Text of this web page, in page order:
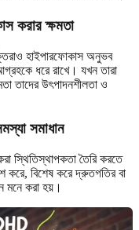
করার ক্ষমতা
হাইপারফোকাস অনুভব
ধরে রাখে। যখন তারা
তাদের উৎপাদনশীলতা ও
সমাধান
স্থিতিস্থাপকতা তৈরি করতে
করে, বিশেষ করে দ্রুতগতির বা
মনে করা হয়।